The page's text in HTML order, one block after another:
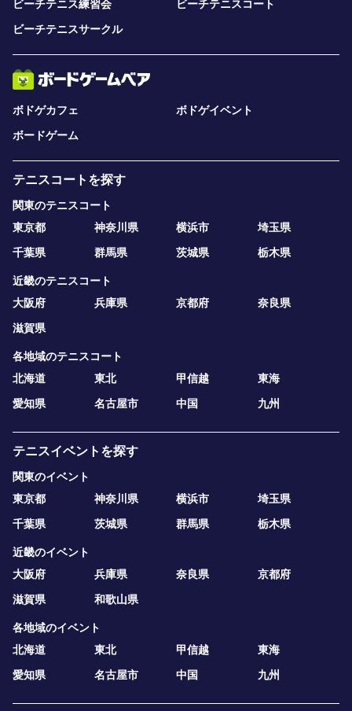
ビーチテニス練習会
ビーチテニスコート
ビーチテニスサークル
ボドゲカフェ
ボドゲイベント
ボードゲーム
テニスコートを探す
関東のテニスコート
東京都
神奈川県 横浜市
埼玉県
千葉県
群馬県 茨城県 栃木県
近畿のテニスコート
大阪府
兵庫県 京都府
奈良県
滋賀県
各地域のテニスコート
北海道
東北 甲信越
東海
愛知県
名古屋市 中国 九州
テニスイベントを探す
関東のイベント
東京都
神奈川県 横浜市
埼玉県
千葉県
茨城県 群馬県 栃木県
近畿のイベント
大阪府
兵庫県 奈良県
京都府
滋賀県
和歌山県
各地域のイベント
北海道
東北 甲信越
東海
愛知県
名古屋市 中国 九州